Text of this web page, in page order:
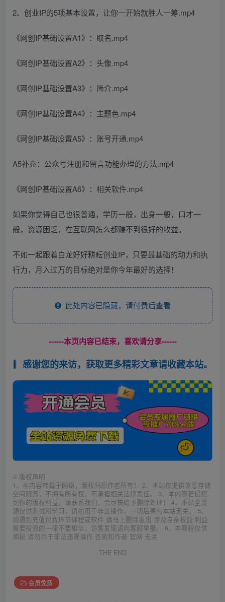
2、创业IP的5项基本设置，让你一开始就胜人一筹.mp4
《网创IP基础设置A1》：取名.mp4
《网创IP基础设置A2》：头像.mp4
《网创IP基础设置A3》：简介.mp4
《网创IP基础设置A4》：主题色.mp4
《网创IP基础设置A5》：账号开通.mp4
A5补充：公众号注册和留言功能办理的方法.mp4
《网创IP基础设置A6》：相关软件.mp4
如果你觉得自己也很普通，学历一般，出身一般，口才一
般，资源困乏，在互联网怎么都赚不到很好的收益。
不如一起跟着白龙好好耕耘创业IP，只要最基础的动力和执
行力，月入过万的目标绝对是你今年最好的选择！
此处内容已隐藏，请付费后查看
------本页内容已结束，喜欢请分享------
感谢您的来访，获取更多精彩文章请收藏本站。
© 版权声明
1、本内容转载于网络，版权归原作者所有！ 2、本站仅提供信息存储
空间服务，不拥有所有权，不承担相关法律责任。 3、本内容若侵犯
到你的版权利益，请联系我们，会尽快给予删除处理！ 4、本站全资
源仅供测试和学习，请勿用于非法操作，一切后果与本站无关。 5、
如遇到充值付费环节课程或软件 请马上删除退出 涉及自身权益/利益
需要投资的一律不要相信，访客发现请向客服举报。 6、本教程仅供
揭秘 请勿用于非法违规操作 否则和作者 官网 无关
THE END
会员免费